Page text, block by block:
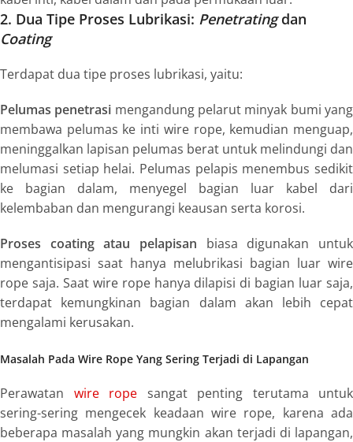
2. Dua Tipe Proses Lubrikasi: Penetratingdan
Coating
Terdapat dua tipe proses lubrikasi, yaitu:
Pelumas penetrasi mengandung pelarut minyak bumi yang
membawa pelumas ke inti wire rope, kemudian menguap,
meninggalkan lapisan pelumas berat untuk melindungi dan
melumasi setiap helai. Pelumas pelapis menembus sedikit
ke bagian dalam, menyegel bagian luar kabel dari
kelembaban dan mengurangi keausan serta korosi.
Proses coatingatau pelapisan biasa digunakan untuk
mengantisipasi saat hanya melubrikasi bagian luar wire
rope saja. Saat wire ropehanya dilapisi di bagian luar saja,
terdapat kemungkinan bagian dalam akan lebih cepat
mengalami kerusakan.
Masalah Pada Wire Rope Yang Sering Terjadi di Lapangan
Perawatan wire rope sangat penting terutama untuk
sering-sering mengecek keadaan wire rope, karena ada
beberapa masalah yang mungkin akan terjadi di lapangan,